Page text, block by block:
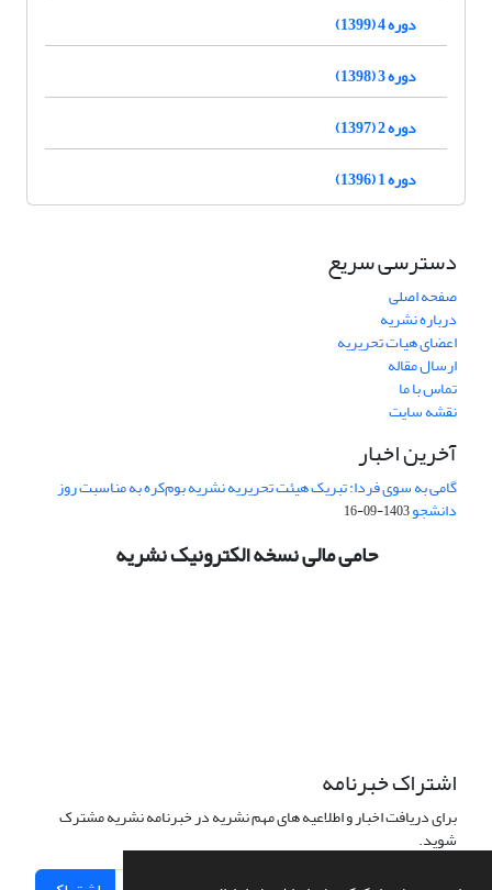
دوره 4 (1399)
دوره 3 (1398)
دوره 2 (1397)
دوره 1 (1396)
دسترسی سریع
صفحه اصلی
درباره نشریه
اعضای هیات تحریریه
ارسال مقاله
تماس با ما
نقشه سایت
آخرین اخبار
گامی به سوی فردا: تبریک هیئت تحریریه نشریه بوم‌کره به مناسبت روز
دانشجو1403-09-16
حامی مالی نسخه الکترونیک نشریه
اشتراک خبرنامه
برای دریافت اخبار و اطلاعیه های مهم نشریه در خبرنامه نشریه مشترک
شوید.